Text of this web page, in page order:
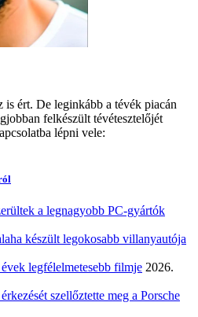
ért. De leginkább a tévék piacán
felkészült tévétesztelőjét
lépni vele:
a legnagyobb PC-gyártók
készült legokosabb villanyautója
legfélelmetesebb filmje 2026.
szellőztette meg a Porsche